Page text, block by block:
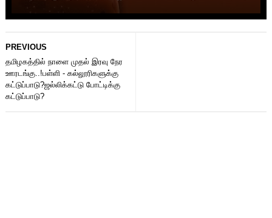
PREVIOUS
தமிழகத்தில் நாளை முதல் இரவு நேர
ஊரடங்கு..!பள்ளி - கல்லூரிகளுக்கு
கட்டுப்பாடு?ஜல்லிக்கட்டு போட்டிக்கு
கட்டுப்பாடு?